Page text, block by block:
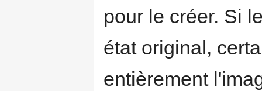
pour le créer. Si
état original,
entièrement